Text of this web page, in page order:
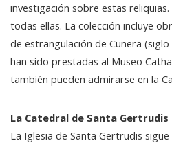
investigación sobre estas
todas ellas. La colección incluye
de estrangulación de Cunera (siglo
han sido prestadas al Museo
también pueden admirarse en la
La Catedral de Santa
La Iglesia de Santa Gertrudis sigue